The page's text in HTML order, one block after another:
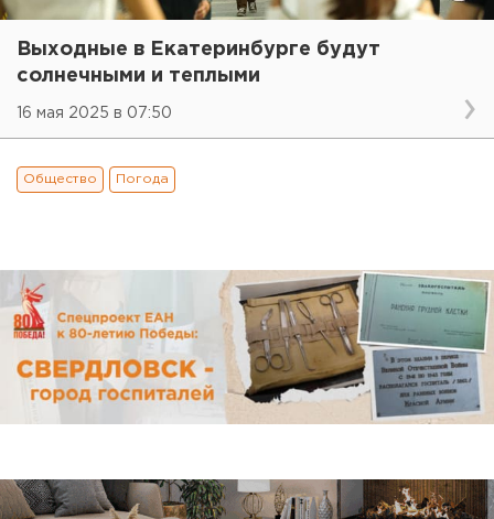
Выходные в Екатеринбурге будут
солнечными и теплыми
16 мая 2025 в 07:50
Общество Погода